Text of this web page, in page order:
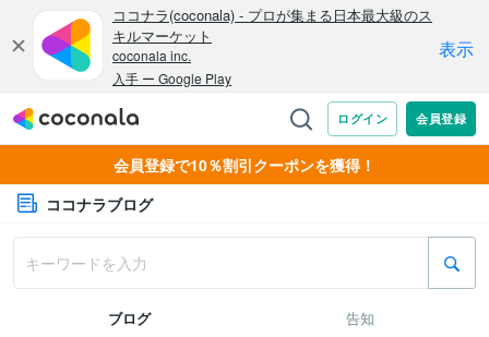
会員登録で10％割引クーポンを獲得！
ココナラブログ
ブログ 告知